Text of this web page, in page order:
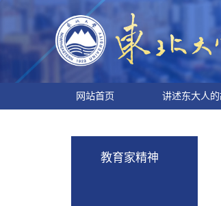
网站首页 讲述东大人
教育家精神